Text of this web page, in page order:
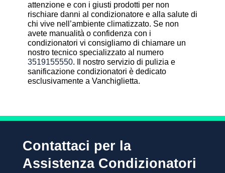
attenzione e con i giusti prodotti per non
rischiare danni al condizionatore e alla salute di
chi vive nell’ambiente climatizzato. Se non
avete manualità o confidenza con i
condizionatori vi consigliamo di chiamare un
nostro tecnico specializzato al numero
3519155550. Il nostro servizio di pulizia e
sanificazione condizionatori è dedicato
esclusivamente a Vanchiglietta.
Contattaci per la
Assistenza Condizionatori